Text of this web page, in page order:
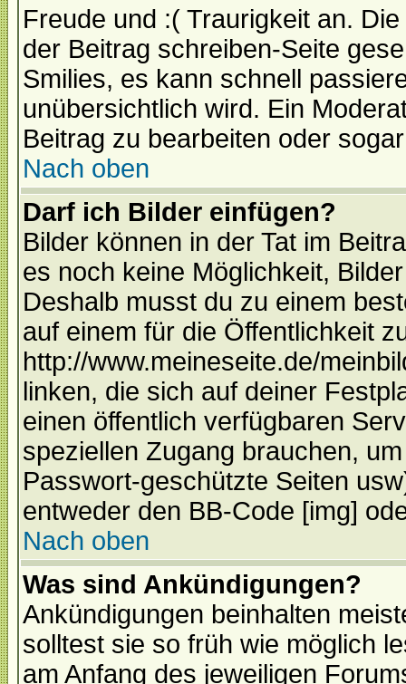
Freude und :( Traurigkeit an.
der Beitrag schreiben-Seite
Smilies, es kann schnell
unübersichtlich wird. Ein
Beitrag zu bearbeiten oder
Nach oben
Darf ich Bilder einfügen?
Bilder können in der Tat im
es noch keine Möglichkeit,
Deshalb musst du zu einem
auf einem für die Öffentlichkeit
http://www.meineseite.de/
linken, die sich auf deiner
einen öffentlich verfügbaren
speziellen Zugang brauchen,
Passwort-geschützte Seiten
entweder den BB-Code [img]
Nach oben
Was sind Ankündigungen?
Ankündigungen beinhalten
solltest sie so früh wie möglich
am Anfang des jeweiligen